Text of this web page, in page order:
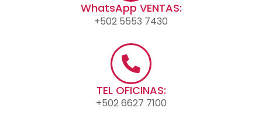
WhatsApp VENTAS:
+502 5553 7430
TEL OFICINAS:
+502 6627 7100